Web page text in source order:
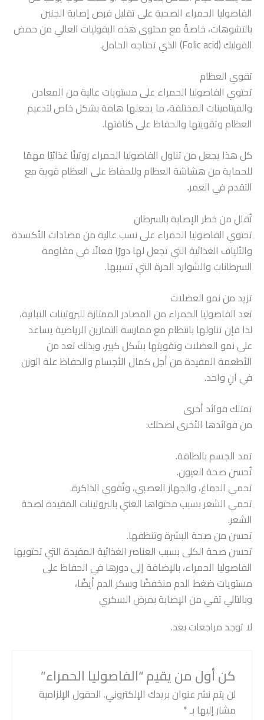
الفاصوليا الحمراء الصحية على تقليل فرص إصابة الجنين
بالتشوهات، خاصةً مع محتوى هذه البقوليات العالي من حمض
الفوليك (Folic acid) الذي تحتاجه الحامل.
تقوي العظام
تحتوي الفاصوليا الحمراء على مستويات عالية من المعادن
والفيتامينات المختلفة، ما يجعلها هامة بشكل خاص لتدعيم
العظام وتقويتها والحفاظ على كثافتها.
كل هذا يجعل من تناول الفاصوليا الحمراء روتينًا غذائيًا مهمًا
للحماية من هشاشة العظام وللحفاظ على العظام قوية مع
التقدم في العمر.
تُقلل من خطر الإصابة بالسرطان
تحتوي الفاصوليا الحمراء على نسب عالية من مضادات الأكسدة
والألياف الغذائية التي تجعل لها دورًا فعالًا في مقاومة
السرطانات والشوارد الحرة التي تسببها.
تزيد من نمو العضلات
تعد الفاصوليا الحمراء من المصادر الممتازة للبروتينات النباتية،
لذا فإن تناولها بانتظام مع ممارسة التمارين الرياضية يساعد
على نمو العضلات وتقويتها بشكل كبير، وبذلك تعد من
الأطعمة المفيدة من أجل كمال الأجسام والحفاظ علة الوزن
في آنٍ واحد.
تمتلك فوائد أخرى
من فوائدها الأخرى لصحتك:
تمد الجسم بالطاقة.
تُحسن صحة العيون.
تحمي الدماغ، والجهاز العصبي، وتُقوي الذاكرة.
تحمي الشعر بسبب محتواها الغني بالبروتينات المفيدة لصحة
الشعر.
تحسن من صحة البشرة وتنظفها.
تحسن صحة الكلى بسبب العناصر الغذائية المفيدة التي تحتويها
الفاصوليا الحمراء، بالإضافة إلى دورها في الحفاظ على
مستويات ضغط الدم منخفضًا وسكر الدم أيضًا،
وبالتالي تقي من الإصابة بمرض السكري
لا توجد مراجعات بعد.
كن أول من يقيم “الفاصوليا الحمراء”
لن يتم نشر عنوان بريدك الإلكتروني. الحقول الإلزامية
مشار إليها بـ*